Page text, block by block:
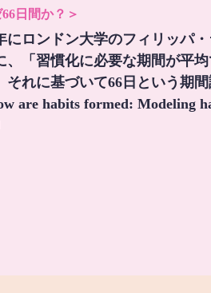
66日間か？＞
にロンドン大学のフィリッパ
、「習慣化に必要な期間が平
それに基づいて66日という期
are habits formed: Modeling